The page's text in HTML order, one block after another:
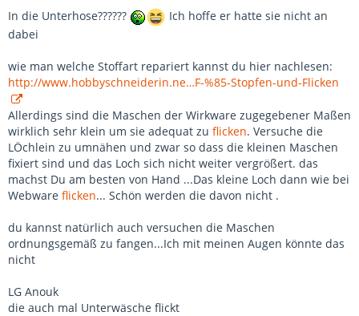
In die Unterhose??????
Ich hoffe er hatte sie nicht an
dabei
wie man welche Stoffart repariert kannst du hier nachlesen:
http://www.hobbyschneiderin.ne…F-%85-Stopfen-und-Flicken
Allerdings sind die Maschen der Wirkware zugegebener Maßen
wirklich sehr klein um sie adequat zu flicken. Versuche die
LÖchlein zu umnähen und zwar so dass die kleinen Maschen
fixiert sind und das Loch sich nicht weiter vergrößert. das
machst Du am besten von Hand ...Das kleine Loch dann wie bei
Webware flicken... Schön werden die davon nicht .
du kannst natürlich auch versuchen die Maschen
ordnungsgemäß zu fangen...Ich mit meinen Augen könnte das
nicht
LG Anouk
die auch mal Unterwäsche flickt